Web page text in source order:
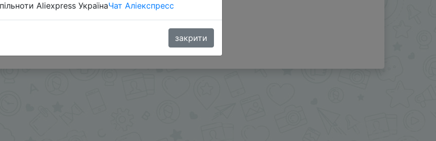
Aliexpress УкраїнаЧат Аліекспресс
закрити